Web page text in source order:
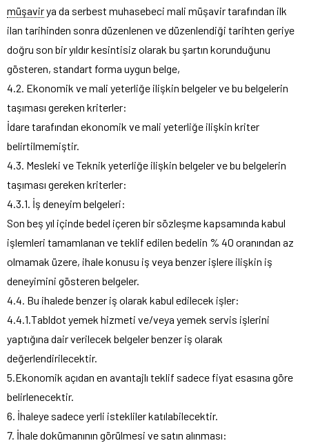
müşavirya da serbest muhasebeci mali müşavir tarafından ilk
ilan tarihinden sonra düzenlenen ve düzenlendiği tarihten geriye
doğru son bir yıldır kesintisiz olarak bu şartın korunduğunu
gösteren, standart forma uygun belge,
4.2. Ekonomik ve mali yeterliğe ilişkin belgeler ve bu belgelerin
taşıması gereken kriterler:
İdare tarafından ekonomik ve mali yeterliğe ilişkin kriter
belirtilmemiştir.
4.3. Mesleki ve Teknik yeterliğe ilişkin belgeler ve bu belgelerin
taşıması gereken kriterler:
4.3.1. İş deneyim belgeleri:
Son beş yıl içinde bedel içeren bir sözleşme kapsamında kabul
işlemleri tamamlanan ve teklif edilen bedelin % 40 oranından az
olmamak üzere, ihale konusu iş veya benzer işlere ilişkin iş
deneyimini gösteren belgeler.
4.4. Bu ihalede benzer iş olarak kabul edilecek işler:
4.4.1.Tabldot yemek hizmeti ve/veya yemek servis işlerini
yaptığına dair verilecek belgeler benzer iş olarak
değerlendirilecektir.
5.Ekonomik açıdan en avantajlı teklif sadece fiyat esasına göre
belirlenecektir.
6. İhaleye sadece yerli istekliler katılabilecektir.
7. İhale dokümanının görülmesi ve satın alınması: